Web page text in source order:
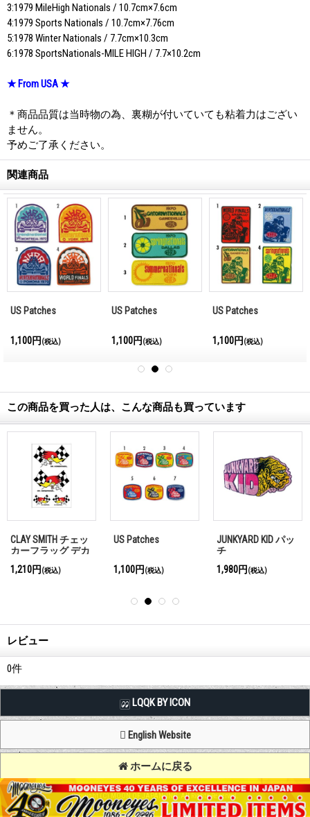
3:1979 MileHigh Nationals / 10.7cm×7.6cm
4:1979 Sports Nationals / 10.7cm×7.76cm
5:1978 Winter Nationals / 7.7cm×10.3cm
6:1978 SportsNationals-MILE HIGH / 7.7×10.2cm
★ From USA ★
＊商品品質は当時物の為、裏糊が付いていても粘着力はござい
ません。
予めご了承ください。
関連商品
US Patches
1,100円 (税込)
US Patches
1,100円 (税込)
US Patches
1,100円 (税込)
この商品を買った人は、こんな商品も買っています
CLAY SMITH チェッ
カーフラッグ デカ
ール セット
1,210円 (税込)
US Patches
1,100円 (税込)
JUNKYARD KID パッ
チ
1,980円 (税込)
レビュー
0件
LQQK BY ICON
English Website
ホームに戻る
Copyright (C) MOON OF JAPAN, INC. All Rights Reserved.